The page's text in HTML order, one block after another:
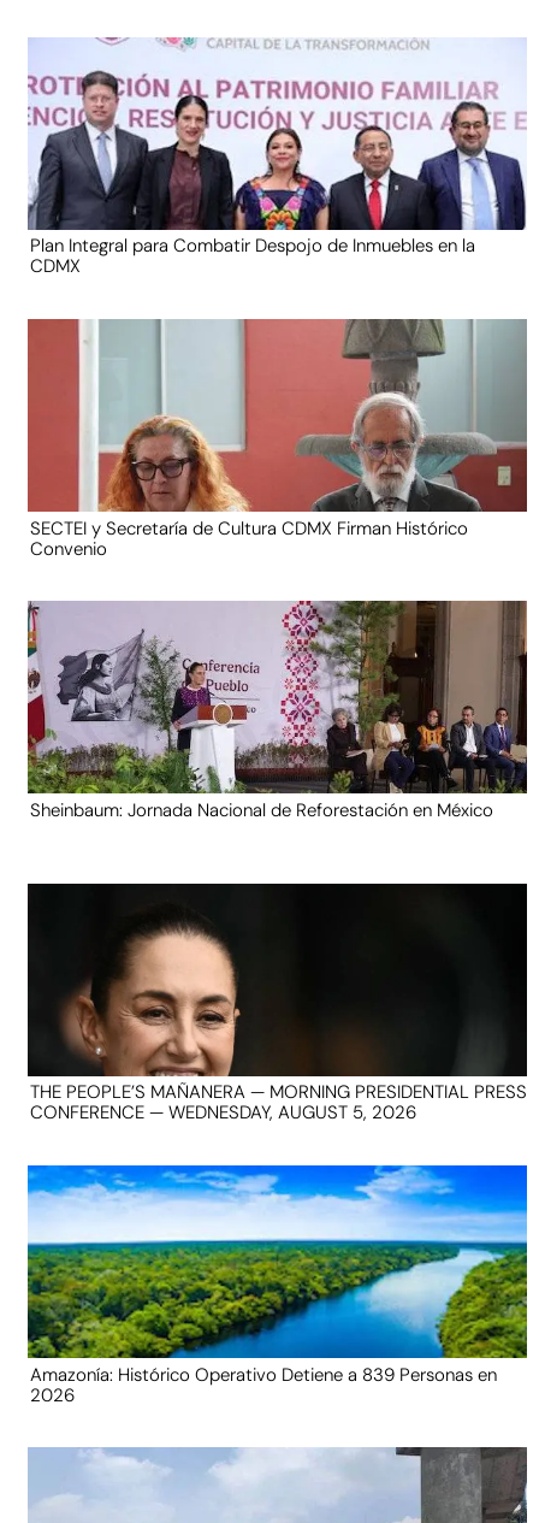
Plan Integral para Combatir Despojo de Inmuebles en la
CDMX
SECTEI y Secretaría de Cultura CDMX Firman Histórico
Convenio
Sheinbaum: Jornada Nacional de Reforestación en México
THE PEOPLE’S MAÑANERA — MORNING PRESIDENTIAL PRESS
CONFERENCE — WEDNESDAY, AUGUST 5, 2026
Amazonía: Histórico Operativo Detiene a 839 Personas en
2026